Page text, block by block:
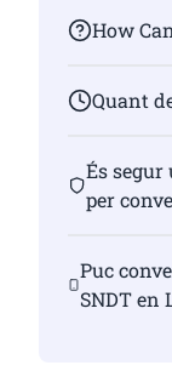
How
Quant
És
per
Puc
SNDT en